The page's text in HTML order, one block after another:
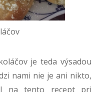
je teda výsadou
nami nie je ani nikto,
na tento recept pri